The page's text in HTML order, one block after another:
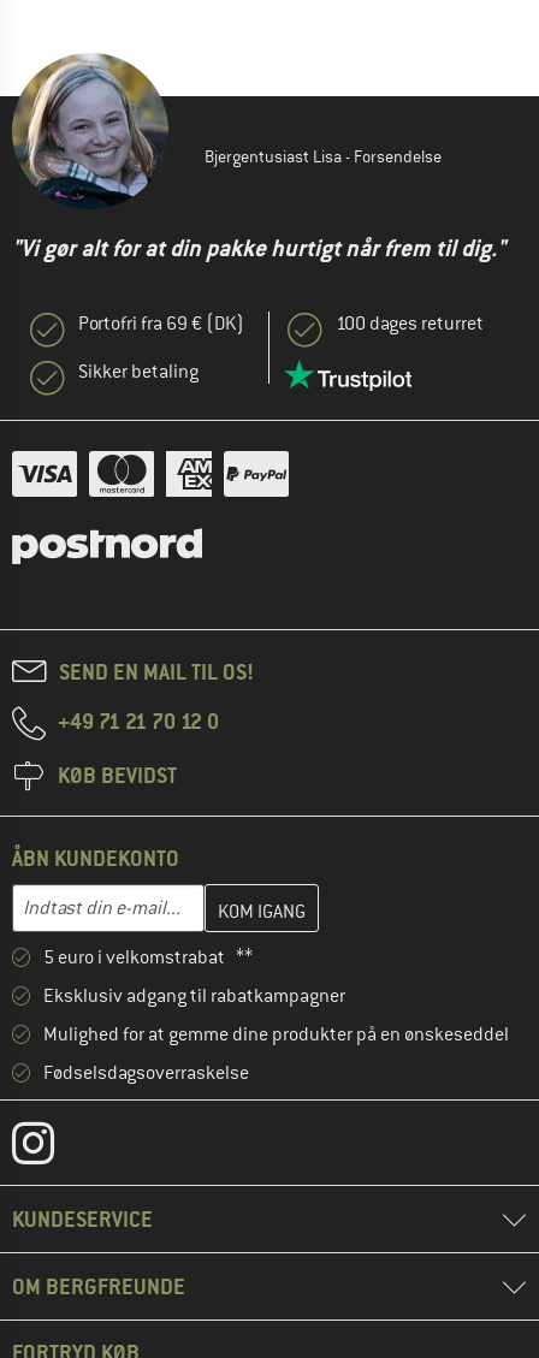
Bjergentusiast Lisa - Forsendelse
"Vi gør alt for at din pakke hurtigt når frem til dig."
Portofri fra 69 € (DK)
Sikker betaling
100 dages returret
SEND EN MAIL TIL OS!
+49 71 21 70 12 0
KØB BEVIDST
ÅBN KUNDEKONTO
E-mail-adresse
Indtast din e-mailadresse her, og opret i næste trin din
5 euro i velkomstrabat **
Eksklusiv adgang til rabatkampagner
Mulighed for at gemme dine produkter på en ønskeseddel
Fødselsdagsoverraskelse
KUNDESERVICE
OM BERGFREUNDE
FORTRYD KØB